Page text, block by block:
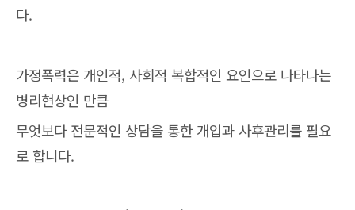
다.
가정폭력은 개인적, 사회적 복합적인 요인으로 나타나는
병리현상인 만큼
무엇보다 전문적인 상담을 통한 개입과 사후관리를 필요
로 합니다.